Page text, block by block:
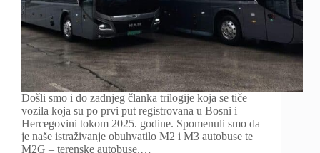
Došli smo i do zadnjeg članka trilogije koja se tiče
vozila koja su po prvi put registrovana u Bosni i
Hercegovini tokom 2025. godine. Spomenuli smo da
je naše istraživanje obuhvatilo M2 i M3 autobuse te
M2G – terenske autobuse.…